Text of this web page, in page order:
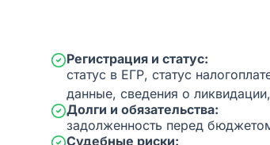
Регистрация и статус:
статус в ЕГР, статус
данные, сведения о
Долги и обязательства:
задолженность перед
Судебные риски: